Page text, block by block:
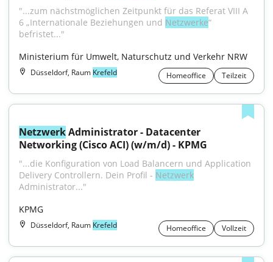
"...zum nächstmöglichen Zeitpunkt für das Referat VIII A
6 „Internationale Beziehungen und Netzwerke“
befristet..."
Ministerium für Umwelt, Naturschutz und Verkehr NRW
Düsseldorf, Raum Krefeld Homeoffice Teilzeit
Netzwerk Administrator - Datacenter
Networking (Cisco ACI) (w/m/d) - KPMG
"...die Konfiguration von Load Balancern und Application
Delivery Controllern. Dein Profil - Netzwerk
Administrator..."
KPMG
Düsseldorf, Raum Krefeld Homeoffice Vollzeit